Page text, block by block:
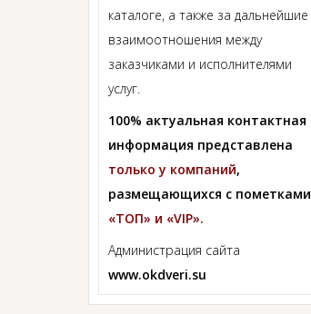
каталоге, а также за дальнейшие
взаимоотношения между
заказчиками и исполнителями
услуг.
100% актуальная контактная
информация представлена
только у компаний,
размещающихся с пометками
«ТОП» и «VIP».
Администрация сайта
www.okdveri.su